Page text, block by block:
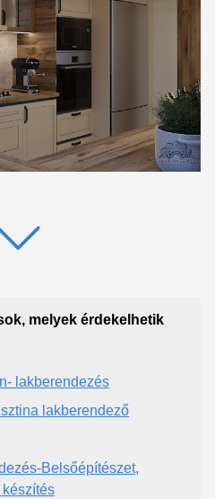
melyek érdekelhetik
lakberendezés
lakberendező
Belsőépítészet,
készítés